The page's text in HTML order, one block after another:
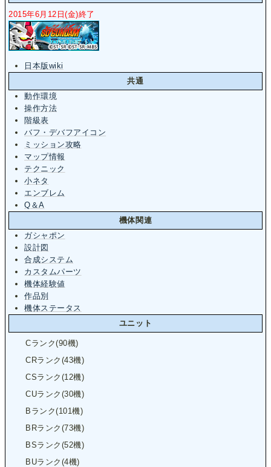
2015年6月12日(金)終了
日本版wiki
共通
動作環境
操作方法
階級表
バフ・デバフアイコン
ミッション攻略
マップ情報
テクニック
小ネタ
エンブレム
Q＆A
機体関連
ガシャポン
設計図
合成システム
カスタムパーツ
機体経験値
作品別
機体ステータス
ユニット
Cランク(90機)
CRランク(43機)
CSランク(12機)
CUランク(30機)
Bランク(101機)
BRランク(73機)
BSランク(52機)
BUランク(4機)